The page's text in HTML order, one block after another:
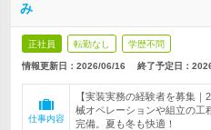
み
正社員 転勤なし 学歴不問
情報更新日：2026/06/16 終了予定日：
仕事内容
【実装実務の経験者を募集
械オペレーションや組立の
完備。夏も冬も快適！